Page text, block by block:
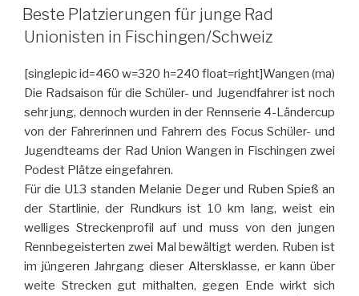
AM
Beste Platzierungen für junge Rad
Unionisten in Fischingen/Schweiz
[singlepic id=460 w=320 h=240 float=right]Wangen (ma)
Die Radsaison für die Schüler- und Jugendfahrer ist noch
sehr jung, dennoch wurden in der Rennserie 4-Ländercup
von der Fahrerinnen und Fahrern des Focus Schüler- und
Jugendteams der Rad Union Wangen in Fischingen zwei
Podest Plätze eingefahren.
Für die U13 standen Melanie Deger und Ruben Spieß an
der Startlinie, der Rundkurs ist 10 km lang, weist ein
welliges Streckenprofil auf und muss von den jungen
Rennbegeisterten zwei Mal bewältigt werden. Ruben ist
im jüngeren Jahrgang dieser Altersklasse, er kann über
weite Strecken gut mithalten, gegen Ende wirkt sich